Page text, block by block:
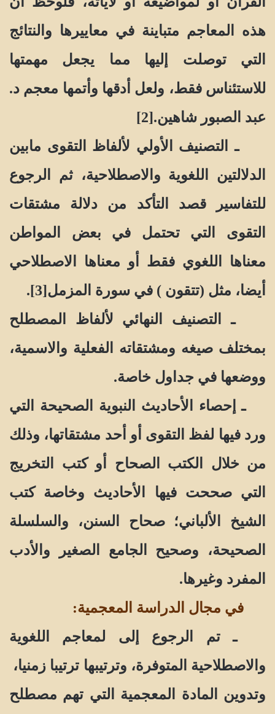
هذه المعاجم متباينة في معاييرها والنتائج
التي توصلت إليها مما يجعل مهمتها
للاستئناس فقط، ولعل أدقها وأتمها معجم د.
عبد الصبور شاهين.[2]
ـ التصنيف الأولي لألفاظ التقوى مابين
الدلالتين اللغوية والاصطلاحية، ثم الرجوع
للتفاسير قصد التأكد من دلالة مشتقات
التقوى التي تحتمل في بعض المواطن
معناها اللغوي فقط أو معناها الاصطلاحي
أيضا، مثل (تتقون ) في سورة المزمل[3].
ـ التصنيف النهائي لألفاظ المصطلح
بمختلف صيغه ومشتقاته الفعلية والاسمية،
ووضعها في جداول خاصة.
ـ إحصاء الأحاديث النبوية الصحيحة التي
ورد فيها لفظ التقوى أو أحد مشتقاتها، وذلك
من خلال الكتب الصحاح أو كتب التخريج
التي صححت فيها الأحاديث وخاصة كتب
الشيخ الألباني؛ صحاح السنن، والسلسلة
الصحيحة، وصحيح الجامع الصغير والأدب
المفرد وغيرها.
في مجال الدراسة المعجمية:
ـ تم الرجوع إلى لمعاجم اللغوية
والاصطلاحية المتوفرة، وترتيبها ترتيبا زمنيا،
وتدوين المادة المعجمية التي تهم مصطلح